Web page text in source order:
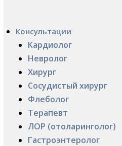
Консультации
Кардиолог
Невролог
Хирург
Сосудистый хирург
Флеболог
Терапевт
ЛОР (отоларинголог)
Гастроэнтеролог